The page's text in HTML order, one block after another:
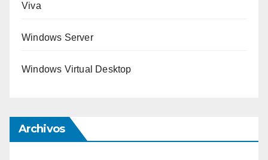
Viva
Windows Server
Windows Virtual Desktop
Archivos